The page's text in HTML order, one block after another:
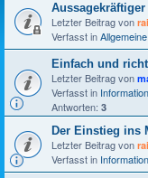
Letzter Beitrag von
Verfasst in
Einfach und
Letzter Beitrag von
Verfasst in
Antworten: 3
Der Einstieg ins
Letzter Beitrag von
Verfasst in